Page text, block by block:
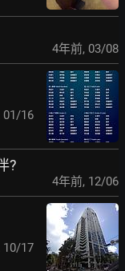
4年前, 03/08
01/16
?
4年前, 12/06
10/17